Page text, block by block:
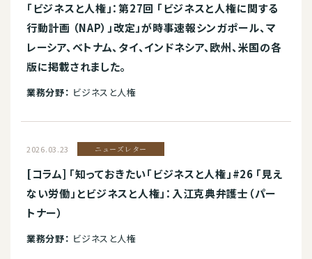
「ビジネスと人権」：第27回 「ビジネスと人権に関する
行動計画 （NAP）」改定」が時事速報シンガポール、マ
レーシア、ベトナム、タイ、インドネシア、欧州、米国の各
版に掲載されました。
業務分野： ビジネスと人権
2026.03.23 ニューズレター
[コラム] 「知っておきたい「ビジネスと人権」#26 「見え
ない労働」とビジネスと人権」：入江克典弁護士（パー
トナー）
業務分野： ビジネスと人権